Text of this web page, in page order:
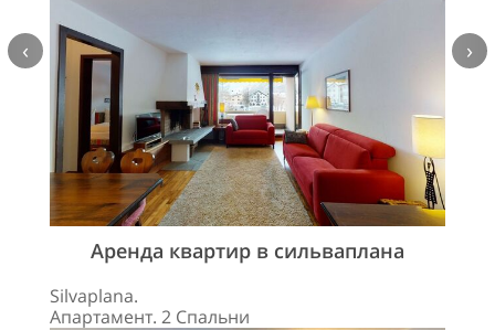
Аренда квартир в сильваплана
Silvaplana.
Апартамент. 2 Спальни
‹ ›